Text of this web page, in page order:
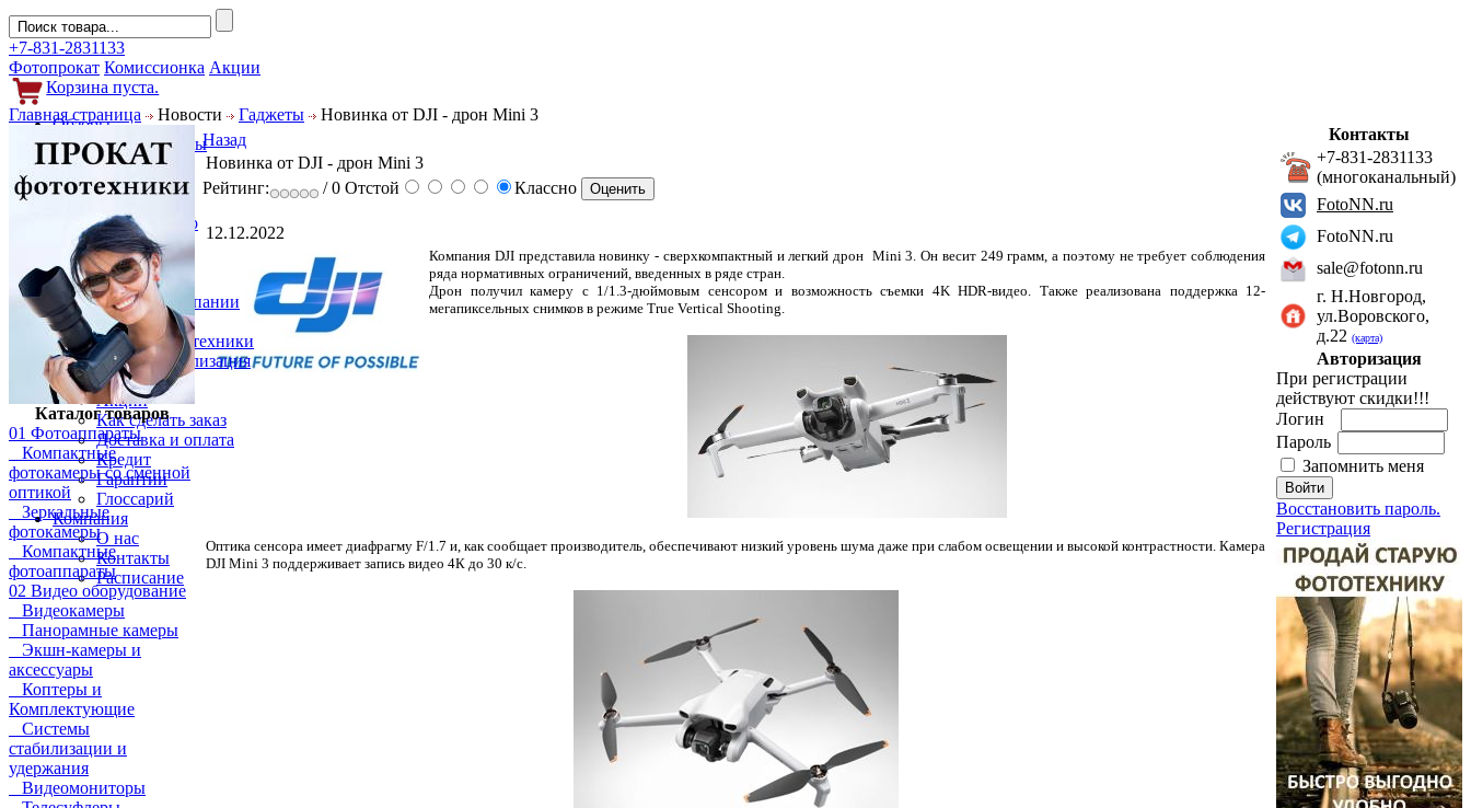
+7-831-2831133
Фотопрокат Комиссионка Акции
Корзина пуста.
Обзоры
Фотоаппараты
Объективы
Фильтры
Фото и видео
Гаджеты
Аксессуары
Слухи
Новости компании
Услуги
Прокат фототехники
Выкуп и реализация
Покупателям
Акции
Как сделать заказ
Доставка и оплата
Кредит
Гарантии
Глоссарий
Компания
О нас
Контакты
Расписание
Главная страница Новости Гаджеты Новинка от DJI - дрон Mini 3
Каталог товаров
01 Фотоаппараты
Компактные
фотокамеры со сменной
оптикой
Зеркальные
фотокамеры
Компактные
фотоаппараты
02 Видео оборудование
Видеокамеры
Панорамные камеры
Экшн-камеры и
аксессуары
Коптеры и
Комплектующие
Системы
стабилизации и
удержания
Видеомониторы
Назад
Новинка от DJI - дрон Mini 3
Рейтинг:
/ 0 Отстой Классно
12.12.2022
Компания DJI представила новинку - сверхкомпактный и легкий дрон Mini 3. Он весит 249 грамм, а поэтому не требует соблюдения
ряда нормативных ограничений, введенных в ряде стран.
Дрон получил камеру с 1/1.3-дюймовым сенсором и возможность съемки 4K HDR-видео. Также реализована поддержка 12-
мегапиксельных снимков в режиме True Vertical Shooting.
Оптика сенсора имеет диафрагму F/1.7 и, как сообщает производитель, обеспечивают низкий уровень шума даже при слабом освещении и высокой контрастности. Камера
DJI Mini 3 поддерживает запись видео 4К до 30 к/с.
Контакты
+7-831-2831133
(многоканальный)
FotoNN.ru
FotoNN.ru
sale@fotonn.ru
г. Н.Новгород,
ул.Воровского,
д.22 (карта)
Авторизация
При регистрации
действуют скидки!!!
Логин
Пароль
Запомнить меня
Восстановить пароль.
Регистрация